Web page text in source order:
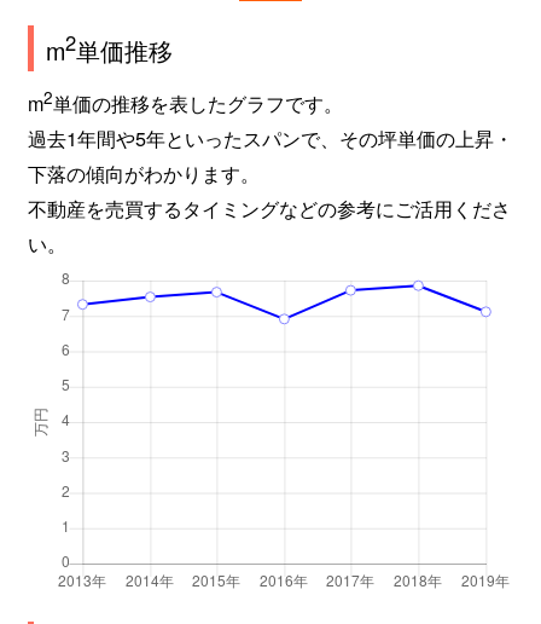
m2単価推移
m2単価の推移を表したグラフです。
過去1年間や5年といったスパンで、その坪単価の上昇・
下落の傾向がわかります。
不動産を売買するタイミングなどの参考にご活用くださ
い。